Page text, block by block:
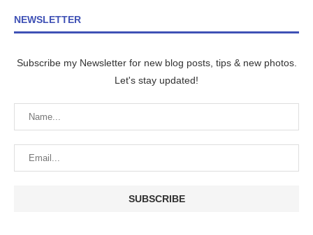
NEWSLETTER
Subscribe my Newsletter for new blog posts, tips & new photos.
Let's stay updated!